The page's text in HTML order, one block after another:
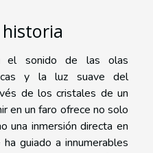
el sonido de las olas
y la luz suave del
de los cristales de un
en un faro ofrece no solo
una inmersión directa en
guiado a innumerables